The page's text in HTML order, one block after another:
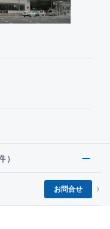
）
お問合せ